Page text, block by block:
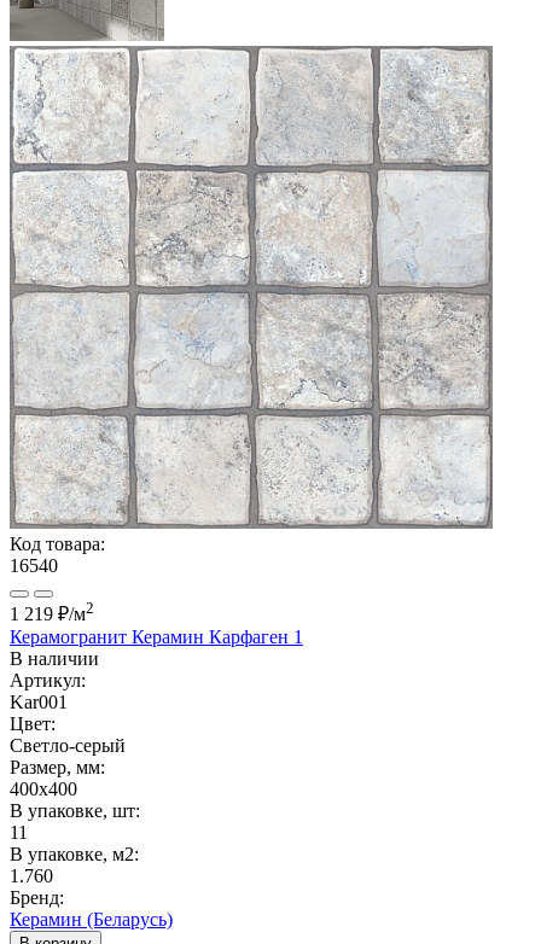
Код товара:
16540
1 219 ₽/м2
Керамогранит Керамин Карфаген 1
В наличии
Артикул:
Kar001
Цвет:
Светло-серый
Размер, мм:
400x400
В упаковке, шт:
11
В упаковке, м2:
1.760
Бренд:
Керамин (Беларусь)